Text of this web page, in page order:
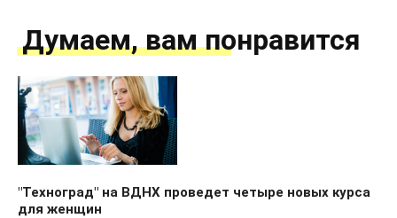
Думаем, вам понравится
"Техноград" на ВДНХ проведет четыре новых курса
для женщин